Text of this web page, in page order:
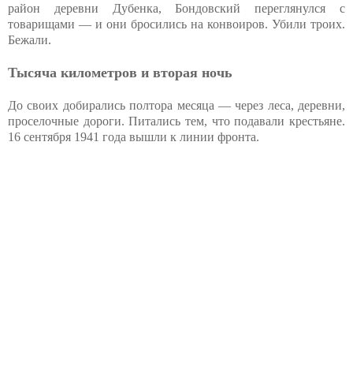
район деревни Дубенка, Бондовский переглянулся с
товарищами — и они бросились на конвоиров. Убили троих.
Бежали.
Тысяча километров и вторая ночь
До своих добирались полтора месяца — через леса, деревни,
проселочные дороги. Питались тем, что подавали крестьяне.
16 сентября 1941 года вышли к линии фронта.